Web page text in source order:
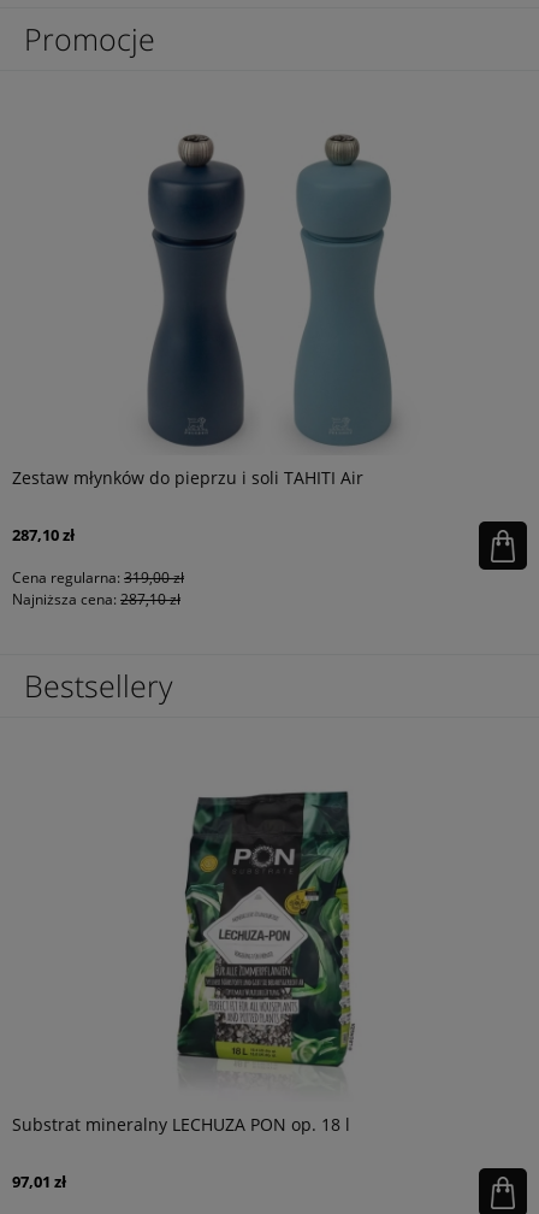
Promocje
Zestaw młynków do pieprzu i soli TAHITI Air
287,10 zł
Cena regularna: 319,00 zł
Najniższa cena: 287,10 zł
Bestsellery
Substrat mineralny LECHUZA PON op. 18 l
97,01 zł